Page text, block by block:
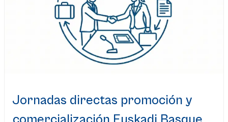
Jornadas directas promoción y